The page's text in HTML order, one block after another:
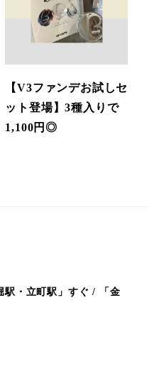
【V3ファンデお試しセ
ット登場】3種入りで
1,100円◎
駅・立町駅」すぐ / 「金